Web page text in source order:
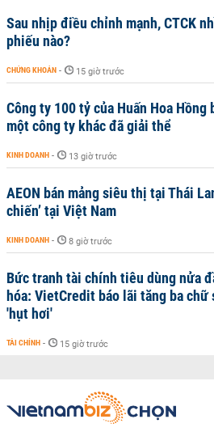
Sau nhịp điều chỉnh mạnh, CTCK
phiếu nào?
CHỨNG KHOÁN - 15 giờ trước
Công ty 100 tỷ của Huấn Hoa Hồng
một công ty khác đã giải thể
KINH DOANH - 13 giờ trước
AEON bán mảng siêu thị tại Thái
chiến’ tại Việt Nam
KINH DOANH - 8 giờ trước
Bức tranh tài chính tiêu dùng nửa
hóa: VietCredit báo lãi tăng ba chữ
'hụt hơi'
TÀI CHÍNH - 15 giờ trước